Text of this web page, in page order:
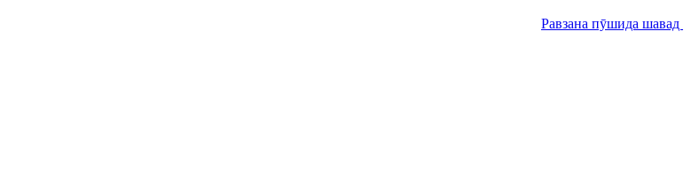
Равзана пӯшида шавад